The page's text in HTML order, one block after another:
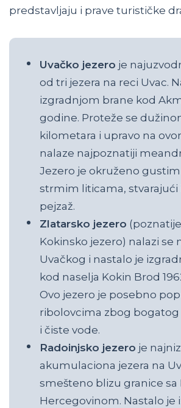
predstavljaju i prave turističke
Uvačko jezero je
od tri jezera na reci Uvac.
izgradnjom brane kod
godine. Proteže se
kilometara i upravo na
nalaze najpoznatiji
Jezero je okruženo
strmim liticama, stvarajući
pejzaž.
Zlatarsko jezero
Kokinsko jezero) nalazi se
Uvačkog i nastalo je
kod naselja Kokin Brod
Ovo jezero je posebno
ribolovcima zbog
i čiste vode.
Radoinjsko jezero je
akumulaciona jezera na
smešteno blizu granice sa
Hercegovinom. Nastalo je